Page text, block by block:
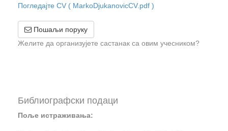
Погледајте CV ( MarkoDjukanovicCV.pdf )
Пошаљи поруку
Желите да организујете састанак са овим учесником?
Библиографски подаци
Поље истраживања: